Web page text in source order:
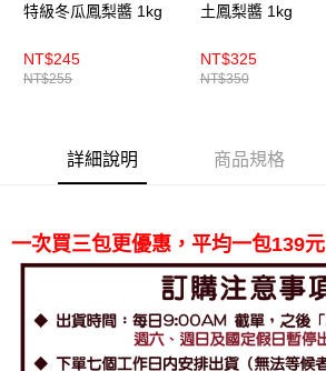
特級冬瓜鳳梨醬 1kg
NT$245
NT$255
土鳳梨醬 1kg
NT$325
NT$350
詳細說明 商品規格
一次買三包更優惠，平均一包139元